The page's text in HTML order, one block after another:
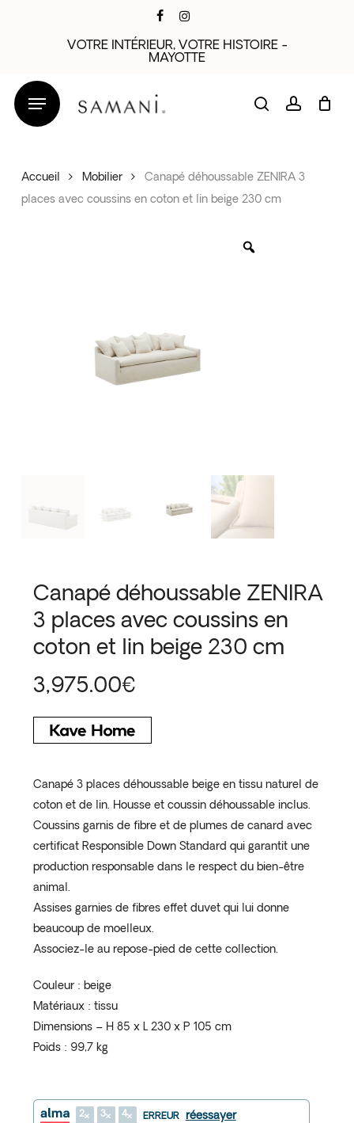
VOTRE INTÉRIEUR, VOTRE HISTOIRE -
MAYOTTE
searchaccount
Accueil Mobilier
Canapé déhoussable ZENIRA 3
places avec coussins en coton et lin beige 230 cm
Canapé déhoussable ZENIRA
3 places avec coussins en
coton et lin beige 230 cm
3,975.00€
Canapé 3 places déhoussable beige en tissu naturel de
coton et de lin. Housse et coussin déhoussable inclus.
Coussins garnis de fibre et de plumes de canard avec
certificat Responsible Down Standard qui garantit une
production responsable dans le respect du bien-être
animal.
Assises garnies de fibres effet duvet qui lui donne
beaucoup de moelleux.
Associez-le au repose-pied de cette collection.
Couleur : beige
Matériaux : tissu
Dimensions – H 85 x L 230 x P 105 cm
Poids : 99,7 kg
2 3 4 ERREUR réessayer